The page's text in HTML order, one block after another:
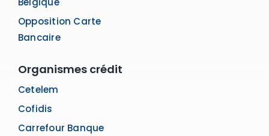
Opposition Carte
Bancaire
Organismes crédit
Cetelem
Cofidis
Carrefour Banque